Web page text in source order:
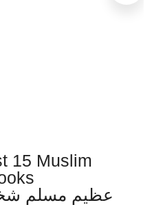
15 Muslim
عظیم مسلم